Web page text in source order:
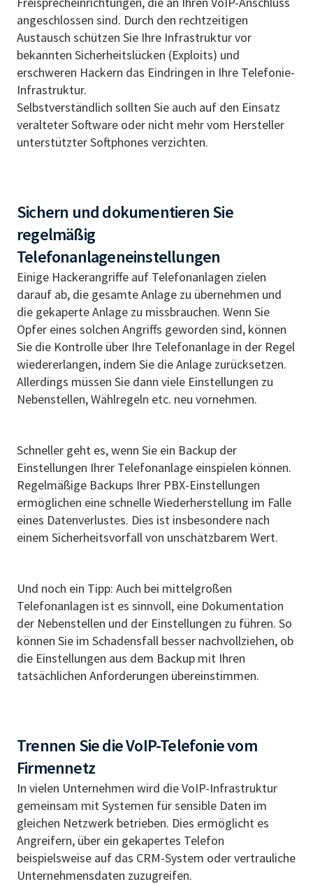
angeschlossen sind. Durch den rechtzeitigen
Austausch schützen Sie Ihre Infrastruktur vor
bekannten Sicherheitslücken (Exploits) und
erschweren Hackern das Eindringen in Ihre Telefonie-
Infrastruktur.
Selbstverständlich sollten Sie auch auf den Einsatz
veralteter Software oder nicht mehr vom Hersteller
unterstützter Softphones verzichten.
Sichern und dokumentieren Sie
regelmäßig
Telefonanlageneinstellungen
Einige Hackerangriffe auf Telefonanlagen zielen
darauf ab, die gesamte Anlage zu übernehmen und
die gekaperte Anlage zu missbrauchen. Wenn Sie
Opfer eines solchen Angriffs geworden sind, können
Sie die Kontrolle über Ihre Telefonanlage in der Regel
wiedererlangen, indem Sie die Anlage zurücksetzen.
Allerdings müssen Sie dann viele Einstellungen zu
Nebenstellen, Wählregeln etc. neu vornehmen.
Schneller geht es, wenn Sie ein Backup der
Einstellungen Ihrer Telefonanlage einspielen können.
Regelmäßige Backups Ihrer PBX-Einstellungen
ermöglichen eine schnelle Wiederherstellung im Falle
eines Datenverlustes. Dies ist insbesondere nach
einem Sicherheitsvorfall von unschätzbarem Wert.
Und noch ein Tipp: Auch bei mittelgroßen
Telefonanlagen ist es sinnvoll, eine Dokumentation
der Nebenstellen und der Einstellungen zu führen. So
können Sie im Schadensfall besser nachvollziehen, ob
die Einstellungen aus dem Backup mit Ihren
tatsächlichen Anforderungen übereinstimmen.
Trennen Sie die VoIP-Telefonie vom
Firmennetz
In vielen Unternehmen wird die VoIP-Infrastruktur
gemeinsam mit Systemen für sensible Daten im
gleichen Netzwerk betrieben. Dies ermöglicht es
Angreifern, über ein gekapertes Telefon
beispielsweise auf das CRM-System oder vertrauliche
Unternehmensdaten zuzugreifen.